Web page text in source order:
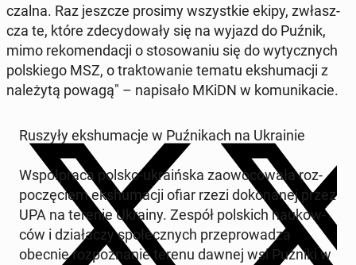
czal­na. Raz jeszcze prosimy wszyst­kie ekipy, zwłasz­
cza te, które zde­cy­do­wa­ły się na wyjazd do Puźnik,
mimo re­ko­men­da­cji o sto­so­wa­niu się do wy­tycz­nych
pol­skie­go MSZ, o trak­to­wa­nie tematu eks­hu­ma­cji z
na­le­ży­tą powagą" – na­pi­sa­ło MKiDN w ko­mu­ni­ka­cie.
Ruszyły eks­hu­ma­cje w Puź­ni­kach na Ukra­inie
Współ­pra­ca polsko-ukra­iń­ska za­owo­co­wa­ła roz­
po­czę­ciem eks­hu­ma­cji ofiar rzezi do­ko­na­nej przez
UPA na terenie Ukrainy. Zespół pol­skich na­ukow­
ców i dzia­ła­czy spo­łecz­nych prze­pro­wa­dza
obecnie roz­po­zna­nie terenu dawnej wsi Puźniki w